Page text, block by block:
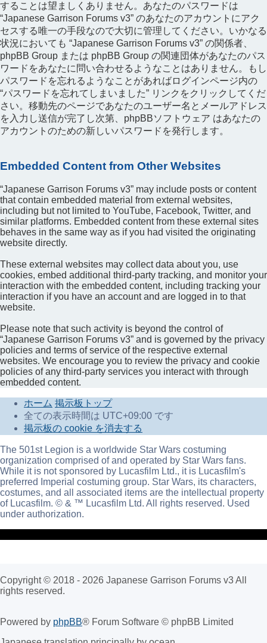
することは望ましくありません。あなたのパスワードは
“Japanese Garrison Forums v3” のあなたのアカウントにアク
セスする唯一の手段なので大切に管理してください。いかなる
状況においても “Japanese Garrison Forums v3” の関係者、
phpBB Group または phpBB Group の関連団体があなたのパス
ワードをあなたに問い合わせるようなことはありません。もし
パスワードを忘れるようなことがあればログインページ内の
“パスワードを忘れてしまいました” リンクをクリックしてくだ
さい。移動先のページであなたのユーザー名とメールアドレス
を入力し送信が完了し次第、phpBBソフトウェア はあなたの
アカウントのための新しいパスワードを発行します。
Embedded Content from Other Websites
“Japanese Garrison Forums v3” may include posts or content
that contain embedded material from external websites,
including but not limited to YouTube, Facebook, Twitter, and
similar platforms. Embedded content from these external sites
behaves in the same way as if you had visited the originating
website directly.
These external websites may collect data about you, use
cookies, embed additional third-party tracking, and monitor your
interaction with the embedded content, including tracking your
interaction if you have an account and are logged in to that
website.
Please note that such activity is beyond the control of
“Japanese Garrison Forums v3” and is governed by the privacy
policies and terms of service of the respective external
websites. We encourage you to review the privacy and cookie
policies of any third-party services you interact with through
embedded content.
ホーム 掲示板トップ
全ての表示時間は UTC+09:00 です
掲示板の cookie を消去する
The 501st Legion is a worldwide Star Wars costuming
organization comprised of and operated by Star Wars fans.
While it is not sponsored by Lucasfilm Ltd., it is Lucasfilm's
preferred Imperial costuming group. Star Wars, its characters,
costumes, and all associated items are the intellectual property
of Lucasfilm. © & ™ Lucasfilm Ltd. All rights reserved. Used
under authorization.
Copyright © 2018 - 2026 Japanese Garrison Forums v3 All
rights reserved.
Powered by phpBB® Forum Software © phpBB Limited